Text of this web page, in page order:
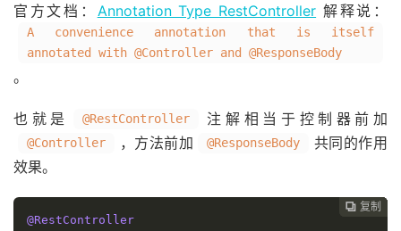
官方文档： Annotation Type RestController 解释说：
A convenience annotation that is itself
annotated with @Controller and @ResponseBody
。
也就是 @RestController 注解相当于控制器前加
@Controller ，方法前加 @ResponseBody
共同的作用
效果。
 复制
 复制
 复制
 复制
@RestController